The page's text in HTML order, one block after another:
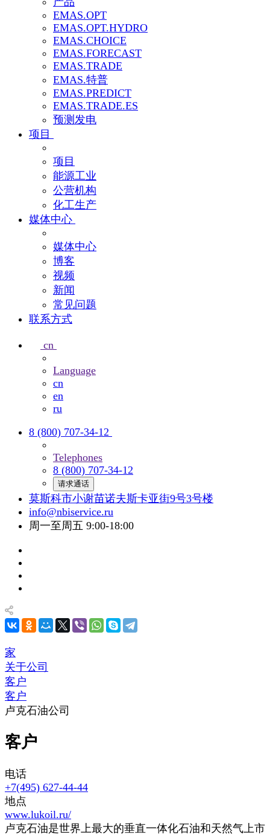
EMAS.OPT
EMAS.OPT.HYDRO
EMAS.CHOICE
EMAS.FORECAST
EMAS.TRADE
EMAS.特普
EMAS.PREDICT
EMAS.TRADE.ES
预测发电
项目
项目
能源工业
公营机构
化工生产
媒体中心
媒体中心
博客
视频
新闻
常见问题
联系方式
cn
Language
cn
en
ru
8 (800) 707-34-12
Telephones
8 (800) 707-34-12
请求通话
莫斯科市小谢苗诺夫斯卡亚街9号3号楼
info@nbiservice.ru
周一至周五 9:00-18:00
家
关于公司
客户
客户
卢克石油公司
客户
电话
+7(495) 627-44-44
地点
www.lukoil.ru/
卢克石油是世界上最大的垂直一体化石油和天然气上市